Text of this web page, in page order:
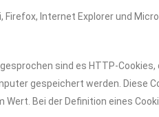
Internet Explorer und
sind es HTTP-Cookies,
gespeichert werden. Diese
Wert. Bei der Definition eines